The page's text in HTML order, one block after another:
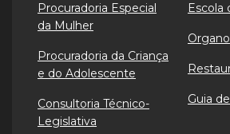
Procuradoria Especial
da Mulher
Procuradoria da Criança
e do Adolescente
Consultoria Técnico-
Legislativa
Escola
Guia